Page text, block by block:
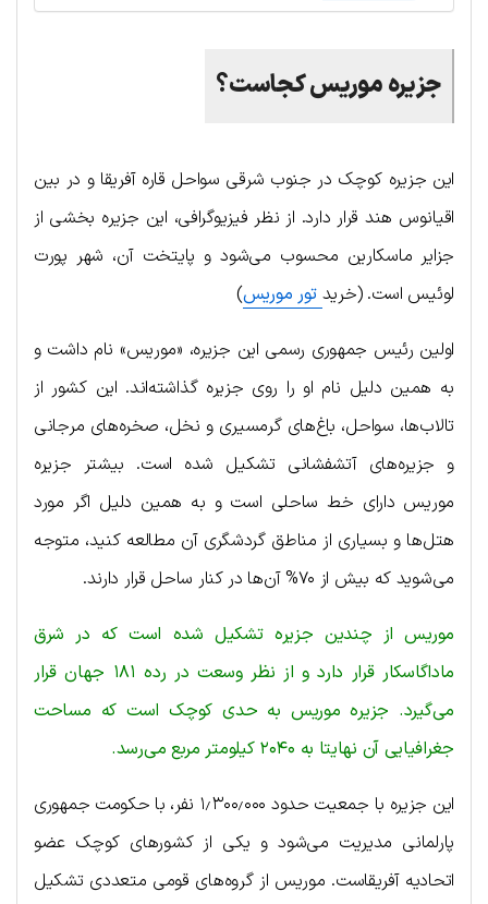
جزیرهموریسکجاست؟
این جزیره کوچک در جنوب شرقی سواحل قاره آفریقا و در بین
اقیانوس هند قرار دارد. از نظر فیزیوگرافی، این جزیره بخشی از
جزایر ماسکارین محسوب می‌شود و پایتخت آن، شهر پورت
لوئیس است. (خرید تور موریس)
اولین رئیس جمهوری رسمی این جزیره، «موریس» نام داشت و
به همین دلیل نام او را روی جزیره گذاشته‌اند. این کشور از
تالاب‌ها، سواحل، باغ‌های گرمسیری و نخل، صخره‌های مرجانی
و جزیره‌های آتشفشانی تشکیل شده است. بیشتر جزیره
موریس دارای خط ساحلی است و به همین دلیل اگر مورد
هتل‌ها و بسیاری از مناطق گردشگری آن مطالعه کنید، متوجه
می‌شوید که بیش از ۷۰% آن‌ها در کنار ساحل قرار دارند.
موریس از چندین جزیره تشکیل شده است که در شرق
ماداگاسکار قرار دارد و از نظر وسعت در رده ۱۸۱ جهان قرار
می‌گیرد. جزیره موریس به حدی کوچک است که مساحت
جغرافیایی آن نهایتا به ۲۰۴۰ کیلومتر مربع می‌رسد.
این جزیره با جمعیت حدود ۱٫۳۰۰٫۰۰۰ نفر، با حکومت جمهوری
پارلمانی مدیریت می‌شود و یکی از کشورهای کوچک عضو
اتحادیه آفریقاست. موریس از گروه‌های قومی متعددی تشکیل